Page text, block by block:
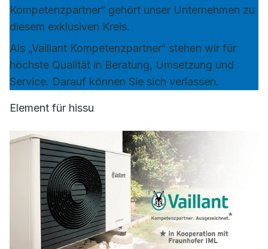
Kompetenzpartner“ gehört unser Unternehmen zu
diesem exklusiven Kreis.
Als „Vaillant Kompetenzpartner“ stehen wir für
höchste Qualität in Beratung, Umsetzung und
Service. Darauf können Sie sich verlassen.
Element für hissu